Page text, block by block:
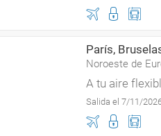
París,
Noroeste de
A tu aire
Salida el 7/11/